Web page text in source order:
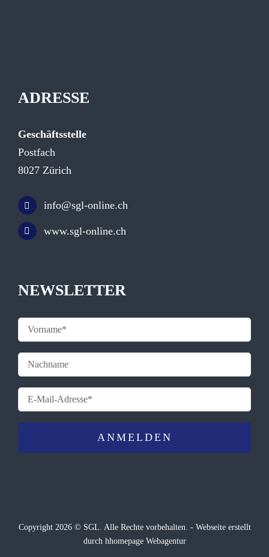
ADRESSE
Geschäftsstelle
Postfach
8027 Zürich
info@sgl-online.ch
www.sgl-online.ch
NEWSLETTER
Copyright 2026 © SGL. Alle Rechte vorbehalten. - Webseiteerstellt
durch hhomepage Webagentur